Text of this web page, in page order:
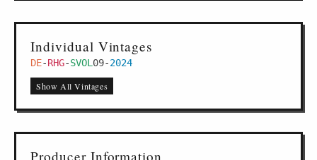
Individual Vintages
DE-RHG-SVOL 09-2024
Show All Vintages
Producer Information